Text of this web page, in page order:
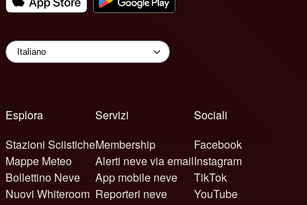
Esplora
Stazioni Sciistiche
Mappe Meteo
Bollettino Neve
Nuovi Whiteroom
Servizi
Membership
Alerti neve via email
App mobile neve
Reporteri neve
Sociali
Facebook
Instagram
TikTok
YouTube